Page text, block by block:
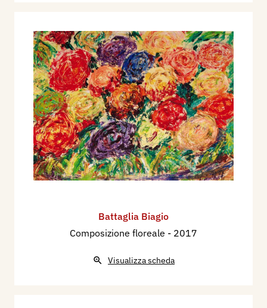
Battaglia Biagio
Composizione floreale - 2017
Visualizza scheda